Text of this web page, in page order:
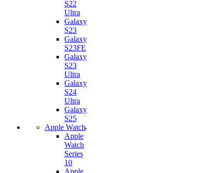
S22
Ultra
Galaxy
S23
Galaxy
S23FE
Galaxy
S23
Ultra
Galaxy
S24
Ultra
Galaxy
S25
Apple Watch
Apple
Watch
Series
10
Apple